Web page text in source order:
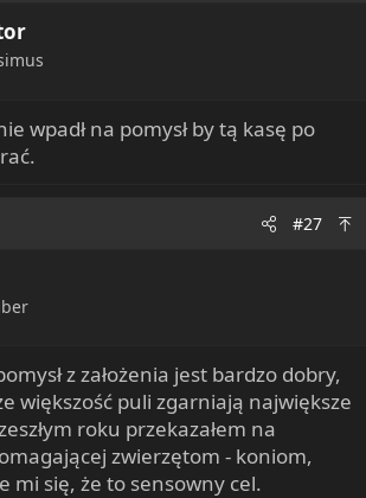
wpadł na pomysł by tą kasę po
#27
z założenia jest bardzo dobry,
większość puli zgarniają największe
roku przekazałem na
zwierzętom - koniom,
mi się, że to sensowny cel.